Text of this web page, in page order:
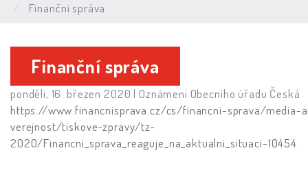
Finanční správa
Finanční správa
pondělí, 16. březen 2020 | Oznámení Obecního úřadu Česká
https://www.financnisprava.cz/cs/financni-sprava/media-
verejnost/tiskove-zpravy/tz-
2020/Financni_sprava_reaguje_na_aktualni_situaci-10454